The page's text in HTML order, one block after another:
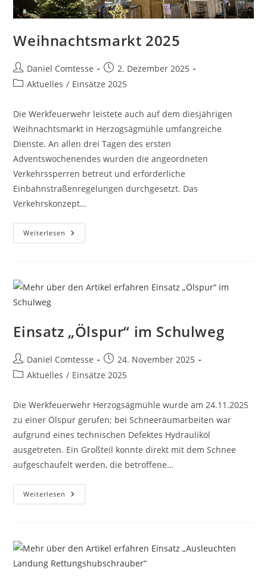
Weihnachtsmarkt 2025
Beitrags-
Autor:
Daniel Comtesse
Beitrag
veröffentlicht:
2. Dezember 2025
Beitrags-
Aktuelles / Einsätze 2025
Die Werkfeuerwehr leistete auch auf dem diesjährigen
Weihnachtsmarkt in Herzogsägmühle umfangreiche
Dienste. An allen drei Tagen des ersten
Adventswochenendes wurden die angeordneten
Verkehrssperren betreut und erforderliche
Einbahnstraßenregelungen durchgesetzt. Das
Verkehrskonzept…
Weiterlesen Weihnachtsmarkt
2025
Einsatz „Ölspur“ im Schulweg
Beitrags-
Autor:
Daniel Comtesse
Beitrag
veröffentlicht:
24. November 2025
Beitrags-
Aktuelles / Einsätze 2025
Die Werkfeuerwehr Herzogsägmühle wurde am 24.11.2025
zu einer Ölspur gerufen; bei Schneeräumarbeiten war
aufgrund eines technischen Defektes Hydrauliköl
ausgetreten. Ein Großteil konnte direkt mit dem Schnee
aufgeschaufelt werden, die betroffene…
Weiterlesen Einsatz
„Ölspur“